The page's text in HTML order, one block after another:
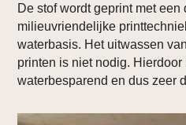
De stof wordt geprint met een
milieuvriendelijke
waterbasis. Het uitwassen
printen is niet nodig. Hierdoor
waterbesparend en dus zeer